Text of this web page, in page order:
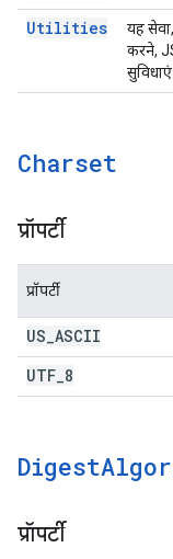
Utilities
यह
करने,
Charset
प्रॉपर्टी
प्रॉपर्टी
US ASCII
UTF 8
Digest
प्रॉपर्टी